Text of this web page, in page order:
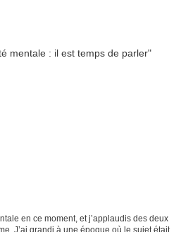
en ce moment, et j’applaudis des deux
J’ai grandi à une époque où le sujet était